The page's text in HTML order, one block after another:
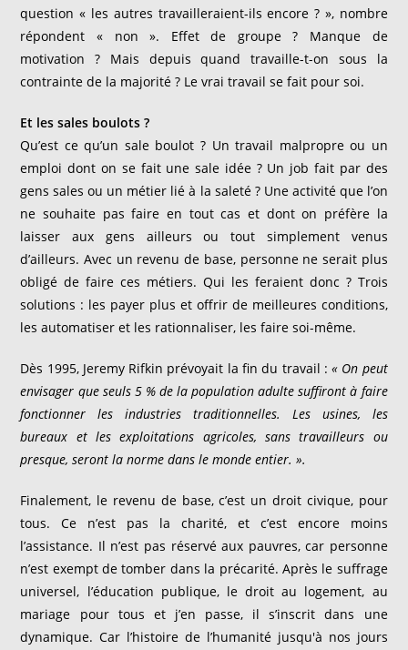
question « les autres travailleraient-ils encore ? », nombre
répondent « non ». Effet de groupe ? Manque de
motivation ? Mais depuis quand travaille-t-on sous la
contrainte de la majorité ? Le vrai travail se fait pour soi.
Et les sales boulots ?
Qu’est ce qu’un sale boulot ? Un travail malpropre ou un
emploi dont on se fait une sale idée ? Un job fait par des
gens sales ou un métier lié à la saleté ? Une activité que l’on
ne souhaite pas faire en tout cas et dont on préfère la
laisser aux gens ailleurs ou tout simplement venus
d’ailleurs. Avec un revenu de base, personne ne serait plus
obligé de faire ces métiers. Qui les feraient donc ? Trois
solutions : les payer plus et offrir de meilleures conditions,
les automatiser et les rationnaliser, les faire soi-même.
Dès 1995, Jeremy Rifkin prévoyait la fin du travail :« On peut
envisager que seuls 5 % de la population adulte suffiront à faire
fonctionner les industries traditionnelles. Les usines, les
bureaux et les exploitations agricoles, sans travailleurs ou
presque, seront la norme dans le monde entier. ».
Finalement, le revenu de base, c’est un droit civique, pour
tous. Ce n’est pas la charité, et c’est encore moins
l’assistance. Il n’est pas réservé aux pauvres, car personne
n’est exempt de tomber dans la précarité. Après le suffrage
universel, l’éducation publique, le droit au logement, au
mariage pour tous et j’en passe, il s’inscrit dans une
dynamique. Car l’histoire de l’humanité jusqu'à nos jours